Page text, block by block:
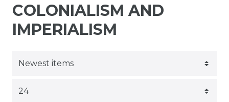
COLONIALISM AND
IMPERIALISM